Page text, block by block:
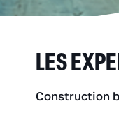
LES
Construction